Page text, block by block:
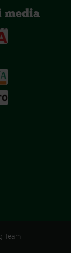
media
Team